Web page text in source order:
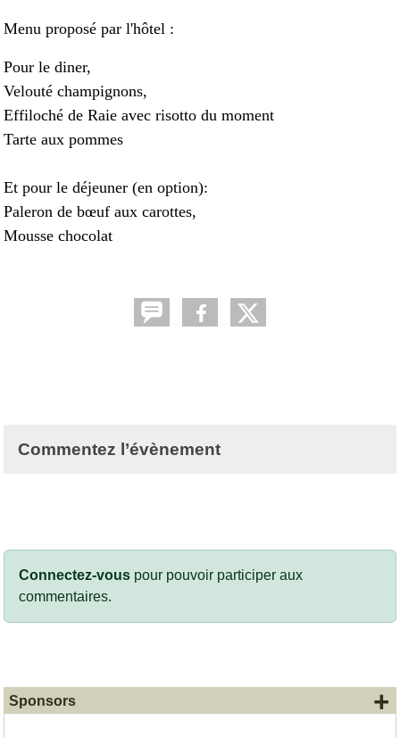
Menu proposé par l'hôtel :
Pour le diner,
Velouté champignons,
Effiloché de Raie avec risotto du moment
Tarte aux pommes
Et pour le déjeuner (en option):
Paleron de bœuf aux carottes,
Mousse chocolat
Commentez l’évènement
Connectez-vous pour pouvoir participer aux
commentaires.
Sponsors +